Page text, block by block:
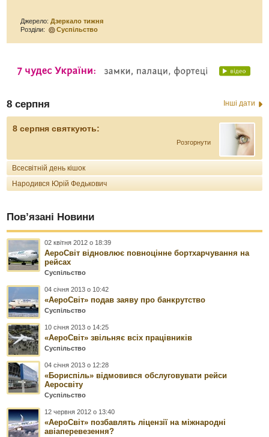
Джерело:Дзеркало тижня
Розділи:
Суспільство
8 серпня Інші дати
8 серпня святкують:
Розгорнути
Всесвітній день кішок
Народився Юрій Федькович
Пов’язані Новини
02 квітня 2012 о 18:39
АероСвіт відновлює повноцінне бортхарчування на
рейсах
Суспільство
04 січня 2013 о 10:42
«АероСвіт» подав заяву про банкрутство
Суспільство
10 січня 2013 о 14:25
«АероСвіт» звільняє всіх працівників
Суспільство
04 січня 2013 о 12:28
«Бориспіль» відмовився обслуговувати рейси
Аеросвіту
Суспільство
12 червня 2012 о 13:40
«АероСвіт» позбавлять ліцензії на міжнародні
авіаперевезення?